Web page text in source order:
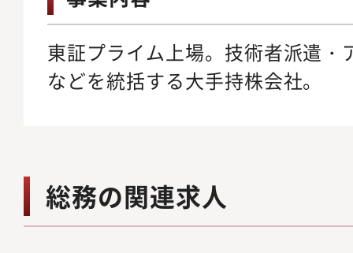
東証プライム上場。技術者派遣・
などを統括する大手持株会社。
総務の関連求人